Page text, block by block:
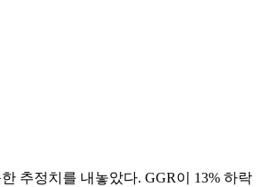
추정치를 내놓았다. GGR이 13% 하락